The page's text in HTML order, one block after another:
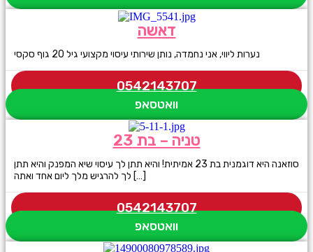
דאשה
נערות ליווי, אני נחמדה, נותן שירותי עיסוי מקצועי גיל 20 גוף סקסי
0542143707
וואטסאפ
טניה – בת 23
סוזאנה היא דוגמנית בת 23 אמיתית! והיא תתן לך עיסוי שיא המפנק והיא תתן
לך להרגיש מלך ליום אחד ואתה […]
0542143707
וואטסאפ